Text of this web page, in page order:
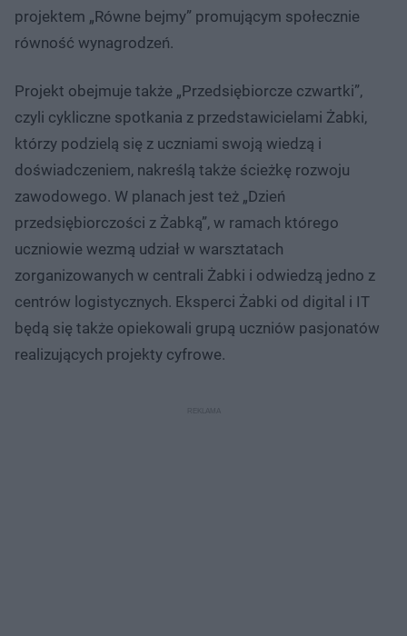
projektem „Równe bejmy” promującym społecznie
równość wynagrodzeń.
Projekt obejmuje także „Przedsiębiorcze czwartki”,
czyli cykliczne spotkania z przedstawicielami Żabki,
którzy podzielą się z uczniami swoją wiedzą i
doświadczeniem, nakreślą także ścieżkę rozwoju
zawodowego. W planach jest też „Dzień
przedsiębiorczości z Żabką”, w ramach którego
uczniowie wezmą udział w warsztatach
zorganizowanych w centrali Żabki i odwiedzą jedno z
centrów logistycznych. Eksperci Żabki od digital i IT
będą się także opiekowali grupą uczniów pasjonatów
realizujących projekty cyfrowe.